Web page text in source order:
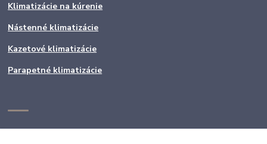
Klimatizácie na kúrenie
Nástenné klimatizácie
Kazetové klimatizácie
Parapetné klimatizácie